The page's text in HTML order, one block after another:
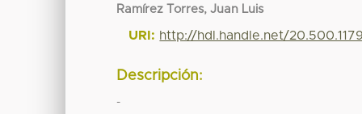
Ramírez Torres, Juan Luis
URI: http://hdl.handle.net/
Descripción:
-